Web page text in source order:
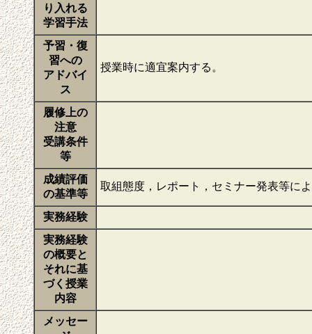
り入れる
学習手法
予習・復
習への
アドバイ
ス
授業時に適宜案内する。
履修上の
注意
受講条件
等
成績評価
の基準等
取組態度，レポート，セミナー発表等に
実務経験
実務経験
の概要と
それに基
づく授業
内容
メッセー